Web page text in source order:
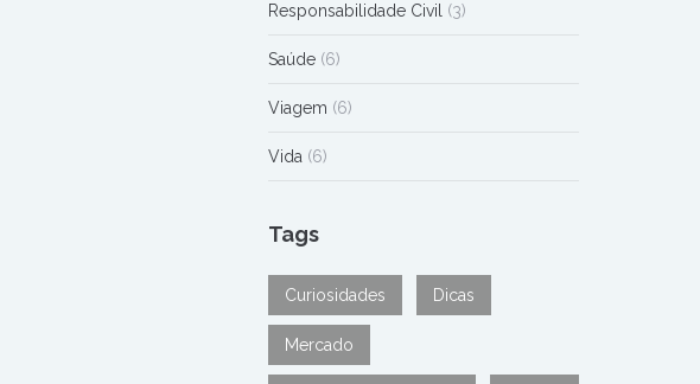
Responsabilidade Civil (3)
Saúde(6)
Viagem (6)
Vida (6)
Tags
Curiosidades Dicas
Mercado